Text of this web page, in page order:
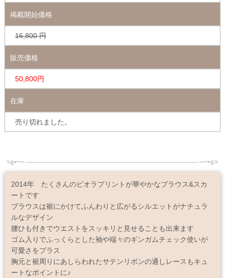
掲載開始価格
16,800 円
販売価格
50,800円
在庫
売り切れました。
2014年 たくさんのビオラプリントが華やかなブラウス&スカ
ートです
ブラウスは裾にかけてふんわりと広がるシルエットがナチュラ
ルなデザイン
腰ひも付きでウエストをスッキリと見せることも出来ます
ゴム入りでふっくらとした袖や端々のギンガムチェック使いが
可愛さをプラス
胸元と裾周りにあしらわれたサテンリボンの通しレースもキュ
ートなポイントに♪